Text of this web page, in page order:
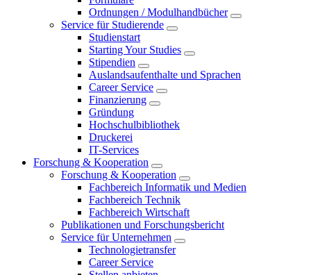
Ordnungen / Modulhandbücher
Service für Studierende
Studienstart
Starting Your Studies
Stipendien
Auslandsaufenthalte und Sprachen
Career Service
Finanzierung
Gründung
Hochschulbibliothek
Druckerei
IT-Services
Forschung & Kooperation
Forschung & Kooperation
Fachbereich Informatik und Medien
Fachbereich Technik
Fachbereich Wirtschaft
Publikationen und Forschungsbericht
Service für Unternehmen
Technologietransfer
Career Service